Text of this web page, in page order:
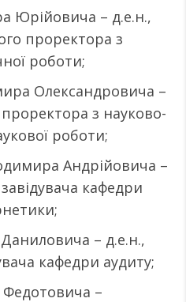
Юрійовича – д.е.н.,
проректора з
роботи;
Олександровича –
з науково-
роботи;
Андрійовича –
кафедри
– д.е.н.,
кафедри аудиту;
Федотовича –